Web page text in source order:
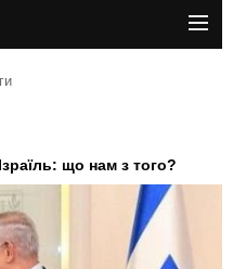
що нам з того?